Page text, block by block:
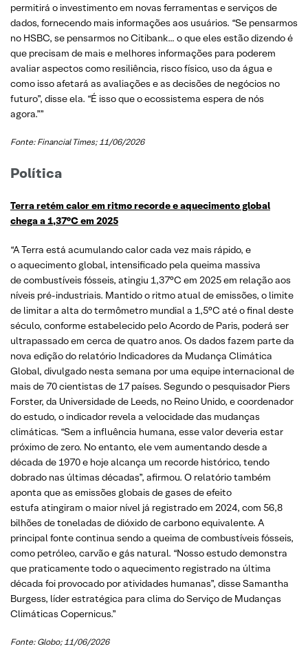
permitirá o investimento em novas ferramentas e serviços de
dados, fornecendo mais informações aos usuários. “Se pensarmos
no HSBC, se pensarmos no Citibank… o que eles estão dizendo é
que precisam de mais e melhores informações para poderem
avaliar aspectos como resiliência, risco físico, uso da água e
como isso afetará as avaliações e as decisões de negócios no
futuro”, disse ela. “É isso que o ecossistema espera de nós
agora.””
Fonte: Financial Times; 11/06/2026
Política
Terra retém calor em ritmo recorde e aquecimento global
chega a 1,37°C em 2025
“A Terra está acumulando calor cada vez mais rápido, e
o aquecimento global, intensificado pela queima massiva
de combustíveis fósseis, atingiu 1,37°C em 2025 em relação aos
níveis pré-industriais. Mantido o ritmo atual de emissões, o limite
de limitar a alta do termômetro mundial a 1,5°C até o final deste
século, conforme estabelecido pelo Acordo de Paris, poderá ser
ultrapassado em cerca de quatro anos. Os dados fazem parte da
nova edição do relatório Indicadores da Mudança Climática
Global, divulgado nesta semana por uma equipe internacional de
mais de 70 cientistas de 17 países. Segundo o pesquisador Piers
Forster, da Universidade de Leeds, no Reino Unido, e coordenador
do estudo, o indicador revela a velocidade das mudanças
climáticas. “Sem a influência humana, esse valor deveria estar
próximo de zero. No entanto, ele vem aumentando desde a
década de 1970 e hoje alcança um recorde histórico, tendo
dobrado nas últimas décadas”, afirmou. O relatório também
aponta que as emissões globais de gases de efeito
estufa atingiram o maior nível já registrado em 2024, com 56,8
bilhões de toneladas de dióxido de carbono equivalente. A
principal fonte continua sendo a queima de combustíveis fósseis,
como petróleo, carvão e gás natural. “Nosso estudo demonstra
que praticamente todo o aquecimento registrado na última
década foi provocado por atividades humanas”, disse Samantha
Burgess, líder estratégica para clima do Serviço de Mudanças
Climáticas Copernicus.”
Fonte: Globo; 11/06/2026